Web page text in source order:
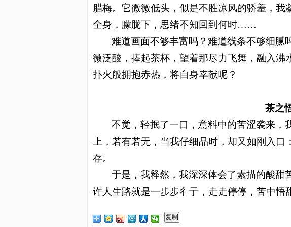
腊梅。它微微低头，似是不胜凉风的骄羞，
全身，朦胧下，思绪不知回到何时……
难道画面不够丰富吗 ？难道线条不够细腻
微泛酸，捧起茶杯，望着那尽力飞舞，融入沸
扑火般拥抱赤热，将自身幸献呢 ？
茶之
不觉，轻抿了一口 ，意料中的苦涩袭来
上，若有若无，当我仔细品时，却又如刚入口 ：
存。
于是，我释然 ，我深深体会了素描的酸甜
许人生路就是一步步彳亍，走走停停，苦中悟
复制